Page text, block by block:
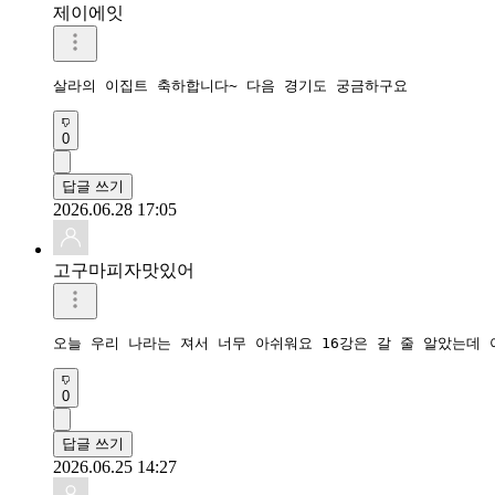
제이에잇
살라의 이집트 축하합니다~ 다음 경기도 궁금하구요
0
답글 쓰기
2026.06.28 17:05
고구마피자맛있어
오늘 우리 나라는 져서 너무 아쉬워요 16강은 갈 줄 알았는데
0
답글 쓰기
2026.06.25 14:27